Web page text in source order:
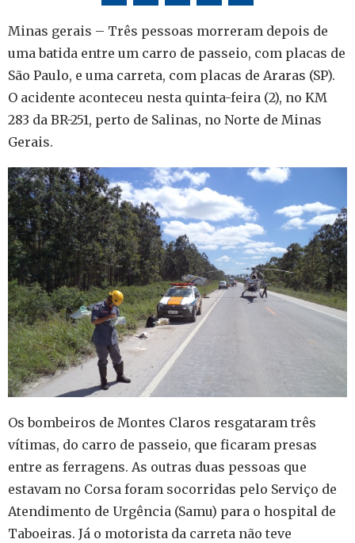
Minas gerais – Três pessoas morreram depois de
uma batida entre um carro de passeio, com placas de
São Paulo, e uma carreta, com placas de Araras (SP).
O acidente aconteceu nesta quinta-feira (2), no KM
283 da BR-251, perto de Salinas, no Norte de Minas
Gerais.
Os bombeiros de Montes Claros resgataram três
vítimas, do carro de passeio, que ficaram presas
entre as ferragens. As outras duas pessoas que
estavam no Corsa foram socorridas pelo Serviço de
Atendimento de Urgência (Samu) para o hospital de
Taboeiras. Já o motorista da carreta não teve